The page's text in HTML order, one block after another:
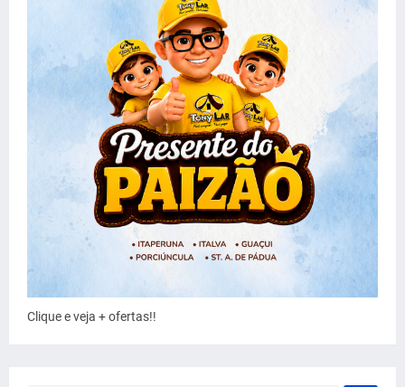
Clique e veja + ofertas!!